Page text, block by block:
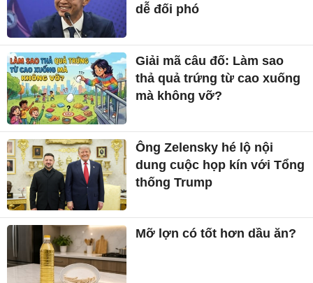
dễ đối phó
Giải mã câu đố: Làm sao
thả quả trứng từ cao xuống
mà không vỡ?
Ông Zelensky hé lộ nội
dung cuộc họp kín với Tổng
thống Trump
Mỡ lợn có tốt hơn dầu ăn?